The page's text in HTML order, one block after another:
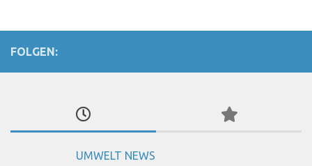
FOLGEN:
UMWELT NEWS